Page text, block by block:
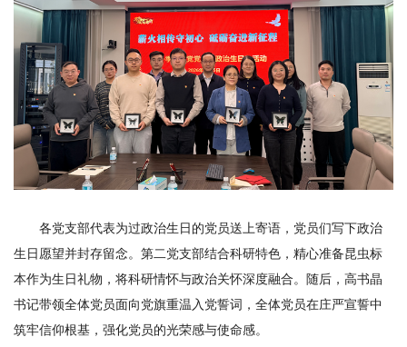
期
各党支部代表为过政治生日的党员送上寄语，党员们写下政治
生日愿望并封存留念。第二党支部结合科研特色，精心准备昆虫标
本作为生日礼物，将科研情怀与政治关怀深度融合。随后，高书晶
书记带领全体党员面向党旗重温入党誓词，全体党员在庄严宣誓中
筑牢信仰根基，强化党员的光荣感与使命感。